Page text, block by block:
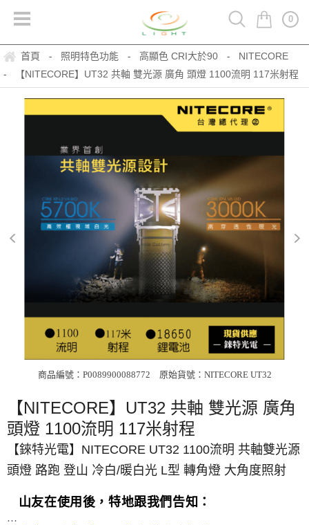
0
首頁 - 照明特色功能 - 高顯色 CRI大於90 - NITECORE
- 【NITECORE】UT32 共軸 雙光源 廣角 頭燈 1100流明 117米射程
商品編號：P0089900088772 原始貨號：NITECORE UT32
【NITECORE】UT32 共軸 雙光源 廣角
頭燈 1100流明 117米射程
【錸特光電】NITECORE UT32 1100流明 共軸雙光源
頭燈 路跑 登山 冷白/暖白光 L型 轉角燈 大角度照射
山友在使用後，特地跟我們告知：